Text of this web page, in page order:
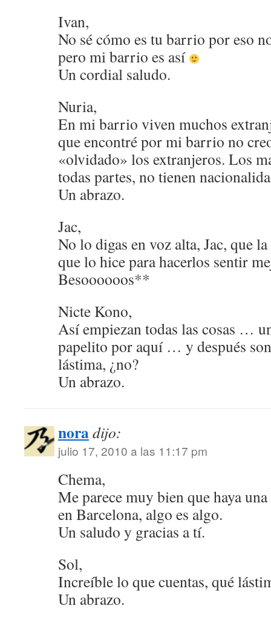
Ivan,
No sé cómo es tu barrio por eso
pero mi barrio es así
Un cordial saludo.
Nuria,
En mi barrio viven muchos
que encontré por mi barrio no
«olvidado» los extranjeros. Los
todas partes, no tienen
Un abrazo.
Jac,
No lo digas en voz alta, Jac, que
que lo hice para hacerlos sentir
Besoooooos**
Nicte Kono,
Así empiezan todas las cosas …
papelito por aquí … y después
lástima, ¿no?
Un abrazo.
noradijo:
julio 17, 2010 a las 11:17 pm
Chema,
Me parece muy bien que haya
en Barcelona, algo es algo.
Un saludo y gracias a tí.
Sol,
Increíble lo que cuentas, qué
Un abrazo.